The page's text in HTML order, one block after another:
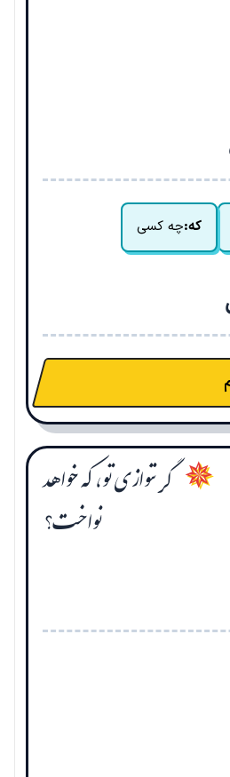
که:چه کسی
✵ گر ننوازی تو، که خواهد
نواخت؟